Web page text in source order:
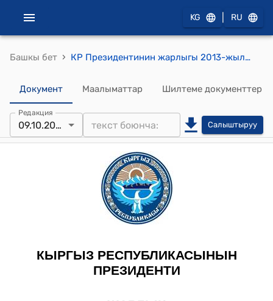
KG RU
Башкы бет › КР Президентинин жарлыгы 2013-жылдын 9-октябры ПЖ № 202 "Кыргыз Республикасынын жарандыгына алуу жөнүндө"
Документ Маалыматтар Шилтеме документтер
Редакция
09.10.2013 Салыштыруу